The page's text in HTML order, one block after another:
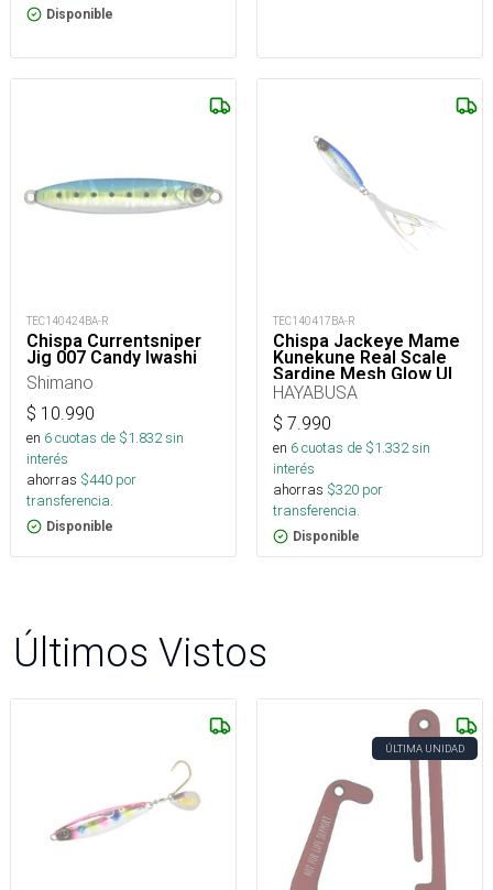
Disponible
TEC140424BA-R
Chispa Currentsniper
Jig 007 Candy Iwashi
Shimano
$ 10.990
en 6cuotas de $1.832sin
interés
ahorras $440 por
transferencia.
Disponible
TEC140417BA-R
Chispa Jackeye Mame
Kunekune Real Scale
Sardine Mesh Glow Ul
10G Fs442-10-1_
HAYABUSA
$ 7.990
en 6cuotas de $1.332sin
interés
ahorras $320 por
transferencia.
Disponible
Últimos Vistos
ÚLTIMA UNIDAD